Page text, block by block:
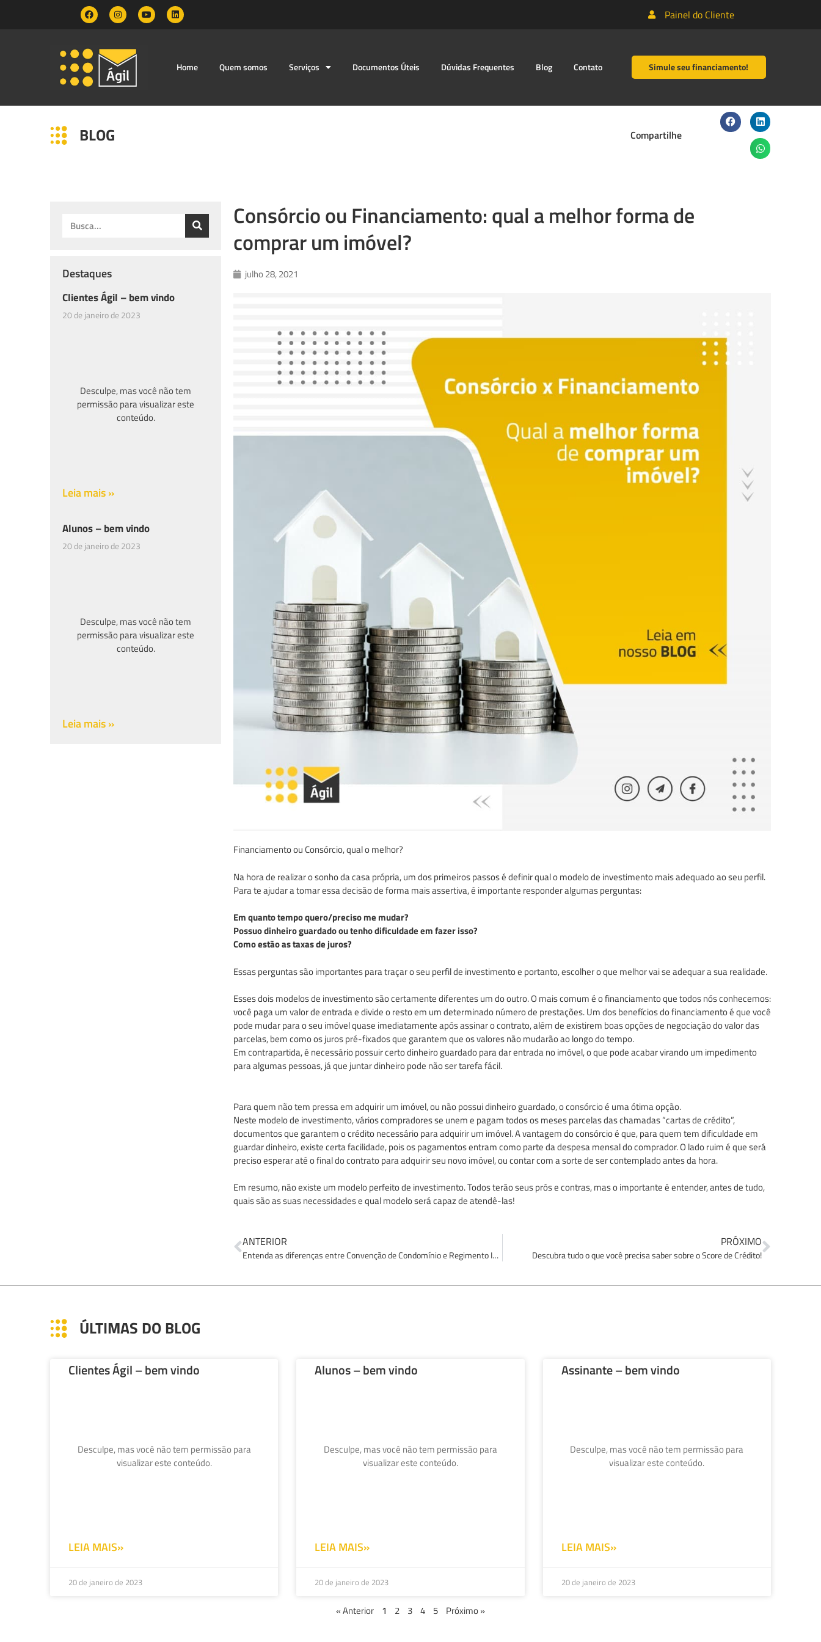
Painel do Cliente
Home Quem somos Serviços Documentos Úteis Dúvidas Frequentes Blog Contato Simule seu financiamento!
BLOG Compartilhe
Destaques
Clientes Ágil – bem vindo
20 de janeiro de 2023
Desculpe, mas você não tem
permissão para visualizar este
conteúdo.
Leia mais »
Alunos – bem vindo
20 de janeiro de 2023
Desculpe, mas você não tem
permissão para visualizar este
conteúdo.
Leia mais »
Consórcio ou Financiamento: qual a melhor forma de
comprar um imóvel?
julho 28, 2021
Financiamento ou Consórcio, qual o melhor?
Na hora de realizar o sonho da casa própria, um dos primeiros passos é definir qual o modelo de investimento mais adequado ao seu perfil.
Para te ajudar a tomar essa decisão de forma mais assertiva, é importante responder algumas perguntas:
Em quanto tempo quero/preciso me mudar?
Possuo dinheiro guardado ou tenho dificuldade em fazer isso?
Como estão as taxas de juros?
Essas perguntas são importantes para traçar o seu perfil de investimento e portanto, escolher o que melhor vai se adequar a sua realidade.
Esses dois modelos de investimento são certamente diferentes um do outro. O mais comum é o financiamento que todos nós conhecemos:
você paga um valor de entrada e divide o resto em um determinado número de prestações. Um dos benefícios do financiamento é que você
pode mudar para o seu imóvel quase imediatamente após assinar o contrato, além de existirem boas opções de negociação do valor das
parcelas, bem como os juros pré-fixados que garantem que os valores não mudarão ao longo do tempo.
Em contrapartida, é necessário possuir certo dinheiro guardado para dar entrada no imóvel, o que pode acabar virando um impedimento
para algumas pessoas, já que juntar dinheiro pode não ser tarefa fácil.
Para quem não tem pressa em adquirir um imóvel, ou não possui dinheiro guardado, o consórcio é uma ótima opção.
Neste modelo de investimento, vários compradores se unem e pagam todos os meses parcelas das chamadas “cartas de crédito”,
documentos que garantem o crédito necessário para adquirir um imóvel. A vantagem do consórcio é que, para quem tem dificuldade em
guardar dinheiro, existe certa facilidade, pois os pagamentos entram como parte da despesa mensal do comprador. O lado ruim é que será
preciso esperar até o final do contrato para adquirir seu novo imóvel, ou contar com a sorte de ser contemplado antes da hora.
Em resumo, não existe um modelo perfeito de investimento. Todos terão seus prós e contras, mas o importante é entender, antes de tudo,
quais são as suas necessidades e qual modelo será capaz de atendê-las!
ANTERIOR
Entenda as diferenças entre Convenção de Condomínio e Regimento Interno!
PRÓXIMO
Descubra tudo o que você precisa saber sobre o Score de Crédito!
ÚLTIMAS DO BLOG
Clientes Ágil – bem vindo
Desculpe, mas você não tem permissão para
visualizar este conteúdo.
LEIA MAIS»
20 de janeiro de 2023
Alunos – bem vindo
Desculpe, mas você não tem permissão para
visualizar este conteúdo.
LEIA MAIS»
20 de janeiro de 2023
Assinante – bem vindo
Desculpe, mas você não tem permissão para
visualizar este conteúdo.
LEIA MAIS»
20 de janeiro de 2023
« Anterior 1 2 3 4 5 Próximo »